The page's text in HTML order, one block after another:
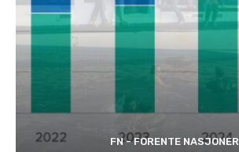
FN - FORENTE NASJONER